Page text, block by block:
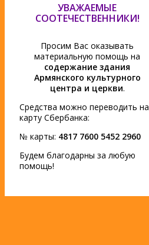
УВАЖАЕМЫЕ
СООТЕЧЕСТВЕННИКИ!
Просим Вас оказывать
материальную помощь на
содержание здания
Армянского культурного
центра и церкви.
Средства можно переводить на
карту Сбербанка:
№ карты: 4817 7600 5452 2960
Будем благодарны за любую
помощь!